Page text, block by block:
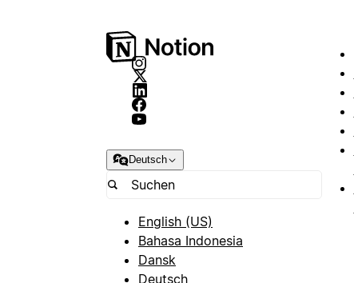
Deutsch
English (US)
Bahasa Indonesia
Dansk
Deutsch